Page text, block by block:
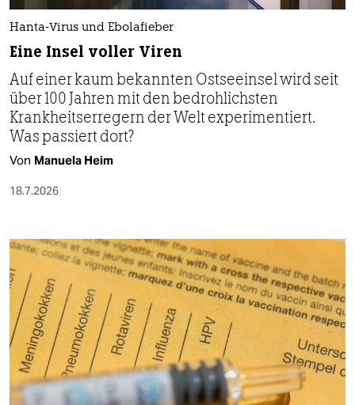
Hanta-Virus und Ebolafieber
Eine Insel voller Viren
Auf einer kaum bekannten Ostseeinsel wird seit
über 100 Jahren mit den bedrohlichsten
Krankheitserregern der Welt experimentiert.
Was passiert dort?
Von Manuela Heim
18.7.2026